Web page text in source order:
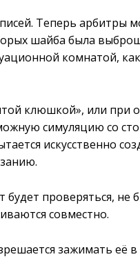
Теперь арбитры
шайба была
комнатой,
клюшкой», или при
симуляцию со
искусственно
проверяться, не
совместно.
зажимать её в